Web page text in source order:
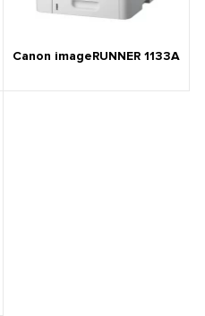
Canon imageRUNNER 1133A